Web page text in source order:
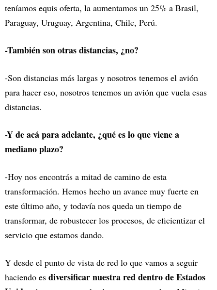
teníamos equis oferta, la aumentamos un 25% a Brasil,
Paraguay, Uruguay, Argentina, Chile, Perú.
-También son otras distancias, ¿no?
-Son distancias más largas y nosotros tenemos el avión
para hacer eso, nosotros tenemos un avión que vuela esas
distancias.
-Y de acá para adelante, ¿qué es lo que viene a
mediano plazo?
-Hoy nos encontrás a mitad de camino de esta
transformación. Hemos hecho un avance muy fuerte en
este último año, y todavía nos queda un tiempo de
transformar, de robustecer los procesos, de eficientizar el
servicio que estamos dando.
Y desde el punto de vista de red lo que vamos a seguir
haciendo es diversificar nuestra red dentro de Estados